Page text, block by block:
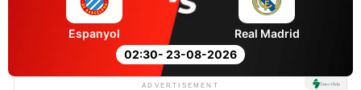
02:30- 23-08-2026
Espanyol Real Madrid
ADVERTISEMENT